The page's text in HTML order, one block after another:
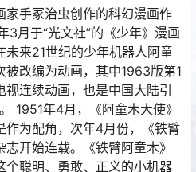
家手冢治虫创作的科幻漫画作
3月于“光文社”的《少年》漫画
未来21世纪的少年机器人阿童
改编为动画，其中1963版第1
连续动画，也是中国大陆引
1951年4月，《阿童木大使》
作为配角，次年4月份，《铁臂
开始连载。《铁臂阿童木》
个聪明、勇敢、正义的小机器